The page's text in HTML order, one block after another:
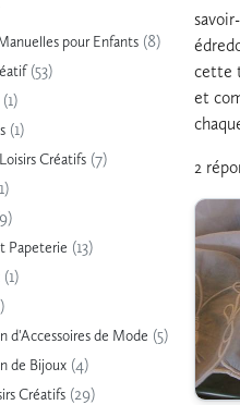
pour Enfants (8)
(53)
(1)
(1)
Créatifs (7)
Papeterie (13)
(1)
d'Accessoires de Mode (5)
de Bijoux (4)
Créatifs (29)
cette
et
2